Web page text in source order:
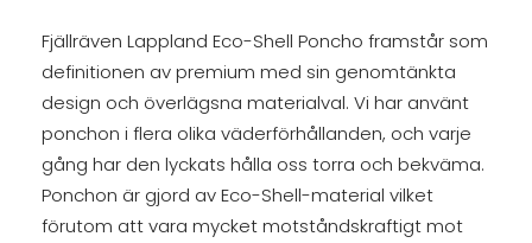
Fjällräven Lappland Eco-Shell Poncho framstår som
definitionen av premium med sin genomtänkta
design och överlägsna materialval. Vi har använt
ponchon i flera olika väderförhållanden, och varje
gång har den lyckats hålla oss torra och bekväma.
Ponchon är gjord av Eco-Shell-material vilket
förutom att vara mycket motståndskraftigt mot